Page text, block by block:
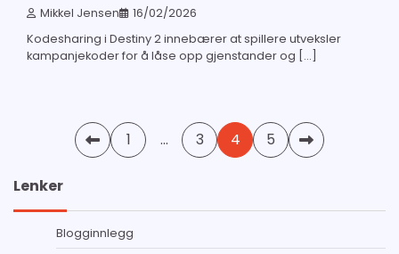
Mikkel Jensen 16/02/2026
Kodesharing i Destiny 2 innebærer at spillere utveksler
kampanjekoder for å låse opp gjenstander og […]
1 … 3 4 5
Lenker
Blogginnlegg